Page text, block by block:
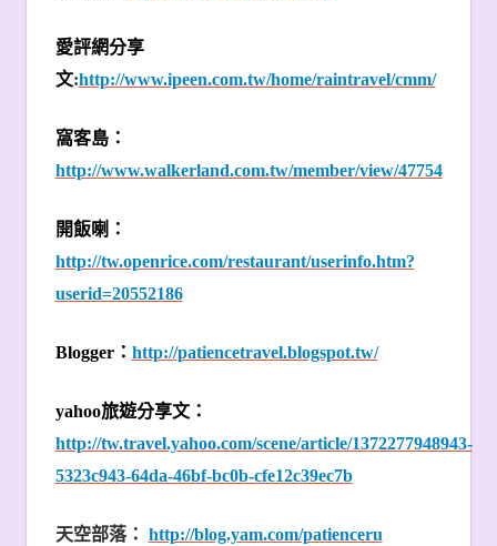
愛評網分享
文:http://www.ipeen.com.tw/home/raintravel/cmm/
窩客島：
http://www.walkerland.com.tw/member/view/47754
開飯喇：
http://tw.openrice.com/restaurant/userinfo.htm?
userid=20552186
Blogger： http://patiencetravel.blogspot.tw/
yahoo旅遊分享文：
http://tw.travel.yahoo.com/scene/article/1372277948943-
5323c943-64da-46bf-bc0b-cfe12c39ec7b
天空部落： http://blog.yam.com/patienceru